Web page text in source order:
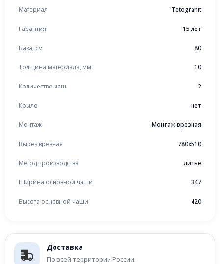
Доставка
По всей территории России.
Материал Tetogranit
Гарантия 15 лет
База, см 80
Толщина материала, мм 10
Количество чаш 2
Крыло нет
Монтаж Монтаж врезная
Вырез врезная 780x510
Метод производства литьё
Ширина основной чаши 347
Высота основной чаши 420